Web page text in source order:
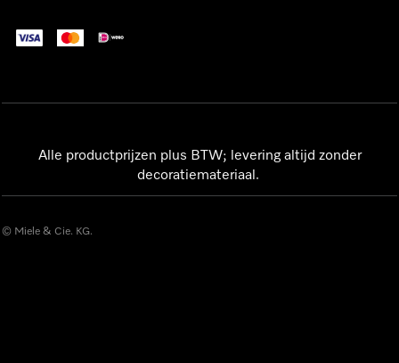
Alle productprijzen plus BTW; levering altijd zonder
decoratiemateriaal.
© Miele & Cie. KG.